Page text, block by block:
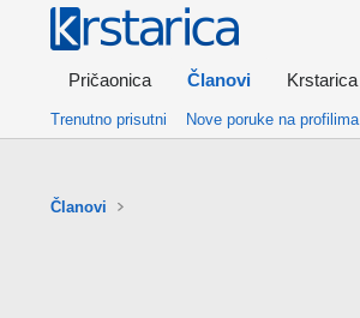
Pričaonica Članovi Krstarica
Trenutno prisutni Nove poruke na profilima
Članovi